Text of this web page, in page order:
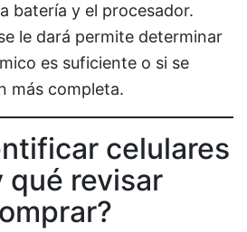
batería y el procesador.
le dará permite determinar
es suficiente o si se
más completa.
celulares
qué revisar